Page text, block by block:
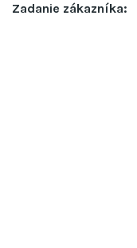
Zadanie zákazníka: